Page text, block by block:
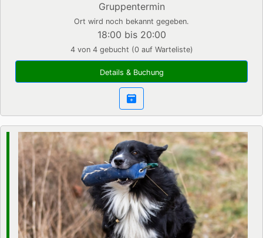
Gruppentermin
Ort wird noch bekannt gegeben.
18:00 bis 20:00
4 von 4 gebucht (0 auf Warteliste)
Details & Buchung